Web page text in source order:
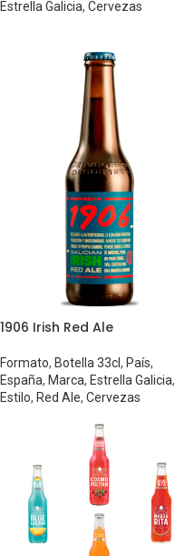
Estrella Galicia, Cervezas
1906 Irish Red Ale
Formato, Botella 33cl, País,
España, Marca, Estrella Galicia,
Estilo, Red Ale, Cervezas